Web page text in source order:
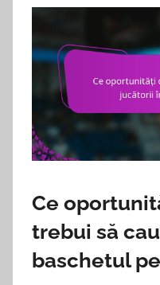
Ce
trebui să
baschetul